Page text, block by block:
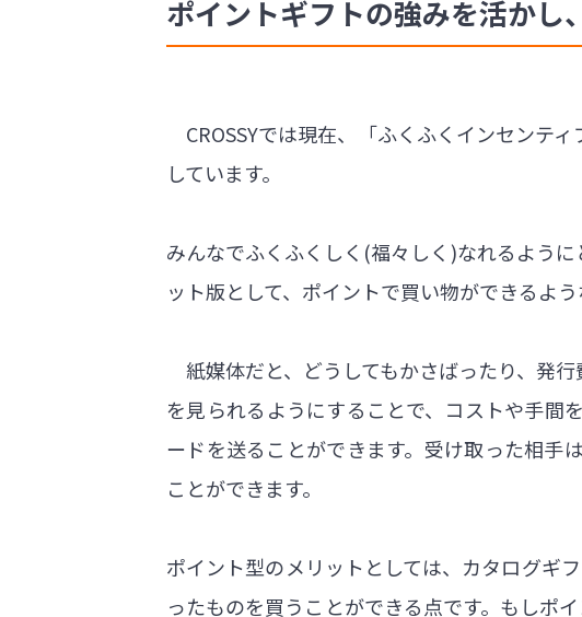
ポイントギフトの強みを活かし
CROSSYでは現在、「ふくふくインセンテ
しています。
みんなでふくふくしく(福々しく)なれるよう
ット版として、ポイントで買い物ができるよう
紙媒体だと、どうしてもかさばったり、発
を見られるようにすることで、コストや手間
ードを送ることができます。受け取った相手
ことができます。
ポイント型のメリットとしては、カタログギ
ったものを買うことができる点です。もしポ